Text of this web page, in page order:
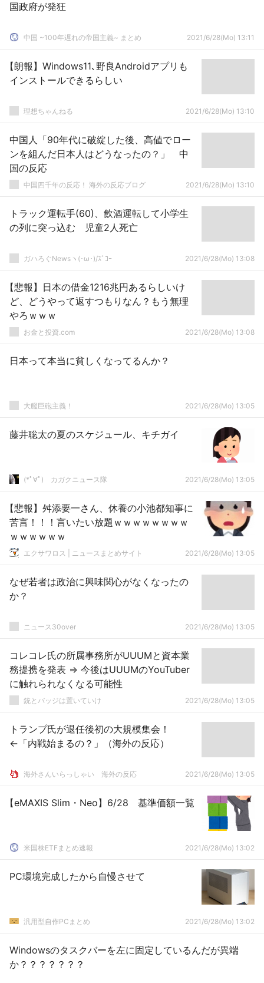
国政府が発狂
中国 ~100年遅れの帝国主義~ まとめ 2021/6/28(Mo) 13:11
【朗報】Windows11､野良Androidアプリも
インストールできるらしい
理想ちゃんねる 2021/6/28(Mo) 13:10
中国人「90年代に破綻した後、高値でロー
ンを組んだ日本人はどうなったの？」 中
国の反応
中国四千年の反応！ 海外の反応ブログ 2021/6/28(Mo) 13:10
トラック運転手(60)、飲酒運転して小学生
の列に突っ込む 児童2人死亡
ガハろぐNewsヽ(･ω･)/ｽﾞｺｰ 2021/6/28(Mo) 13:08
【悲報】日本の借金1216兆円あるらしいけ
ど、どうやって返すつもりなん？もう無理
やろｗｗｗ
お金と投資.com 2021/6/28(Mo) 13:08
日本って本当に貧しくなってるんか？
大艦巨砲主義！ 2021/6/28(Mo) 13:05
藤井聡太の夏のスケジュール、キチガイ
(*ﾟ∀ﾟ)ゞカガクニュース隊 2021/6/28(Mo) 13:05
【悲報】舛添要一さん、休養の小池都知事に
苦言！！！言いたい放題ｗｗｗｗｗｗｗｗ
ｗｗｗｗｗｗ
エクサワロス | ニュースまとめサイト 2021/6/28(Mo) 13:05
なぜ若者は政治に興味関心がなくなったの
か？
ニュース30over 2021/6/28(Mo) 13:05
コレコレ氏の所属事務所がUUUMと資本業
務提携を発表 ⇒ 今後はUUUMのYouTuber
に触れられなくなる可能性
銃とバッジは置いていけ 2021/6/28(Mo) 13:05
トランプ氏が退任後初の大規模集会！
←「内戦始まるの？」（海外の反応）
海外さんいらっしゃい 海外の反応 2021/6/28(Mo) 13:05
【eMAXIS Slim・Neo】6/28 基準価額一覧
米国株ETFまとめ速報 2021/6/28(Mo) 13:02
PC環境完成したから自慢させて
汎用型自作PCまとめ 2021/6/28(Mo) 13:02
Windowsのタスクバーを左に固定しているんだが異端
か？？？？？？？